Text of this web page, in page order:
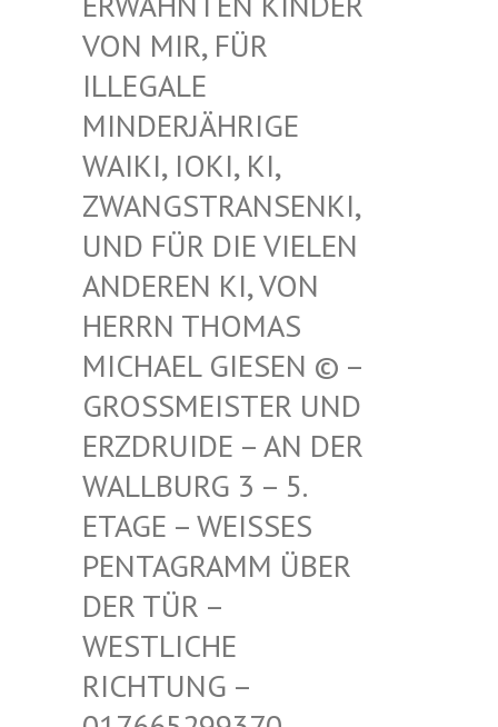
MIR, FÜR ILLE
GALE MIND
ERJÄHRIGE WAIK
I, IOKI, KI, ZWAN
GSTRANSENKI, UND
FÜR DIE VIELEN ANDE
REN KI, VON HERR
N THOMAS MICH
AEL GIESEN © – GROSS
MEISTER UND ERZDR
UIDE – AN DER WALLB
URG 3 – 5. ETAGE
– WEISSES PENTAG
RAMM ÜBER DER TÜ
R – WESTLI
CHE RICHTU
NG – 017665